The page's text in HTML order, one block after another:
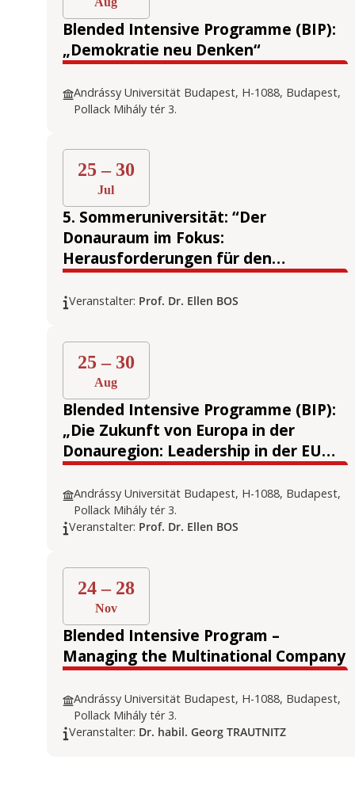
Blended Intensive Programme (BIP):
„Demokratie neu Denken“
Andrássy Universität Budapest, H-1088, Budapest,
Pollack Mihály tér 3.
25 – 30
Jul
5. Sommeruniversität: “Der
Donauraum im Fokus:
Herausforderungen für den
Zusammenhalt der Europäischen
Union”
Veranstalter: Prof. Dr. Ellen BOS
25 – 30
Aug
Blended Intensive Programme (BIP):
„Die Zukunft von Europa in der
Donauregion: Leadership in der EU
und strategische Autonomie”
Andrássy Universität Budapest, H-1088, Budapest,
Pollack Mihály tér 3.
Veranstalter: Prof. Dr. Ellen BOS
24 – 28
Nov
Blended Intensive Program –
Managing the Multinational Company
Andrássy Universität Budapest, H-1088, Budapest,
Pollack Mihály tér 3.
Veranstalter: Dr. habil. Georg TRAUTNITZ